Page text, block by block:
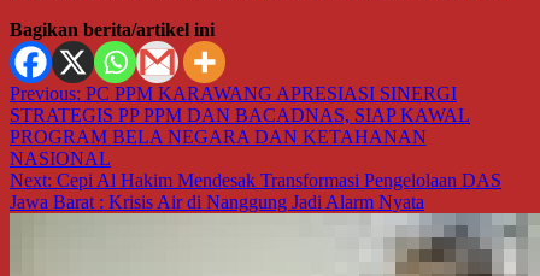
Bagikan berita/artikel ini
Navigasi
pos
Previous: PC PPM KARAWANG APRESIASI SINERGI
STRATEGIS PP PPM DAN BACADNAS, SIAP KAWAL
PROGRAM BELA NEGARA DAN KETAHANAN
NASIONAL
Next: Cepi Al Hakim Mendesak Transformasi Pengelolaan DAS
Jawa Barat : Krisis Air di Nanggung Jadi Alarm Nyata